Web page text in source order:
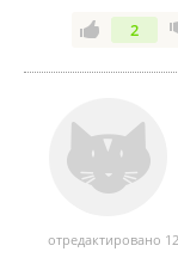
2
отредактировано